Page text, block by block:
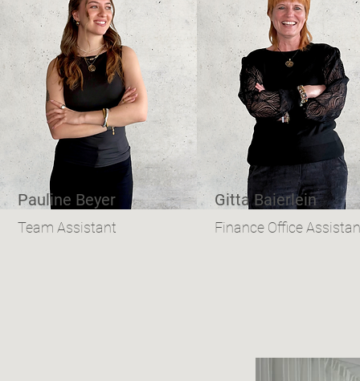
Pauline Beyer
Team Assistant
Gitta Baierlein
Finance Office